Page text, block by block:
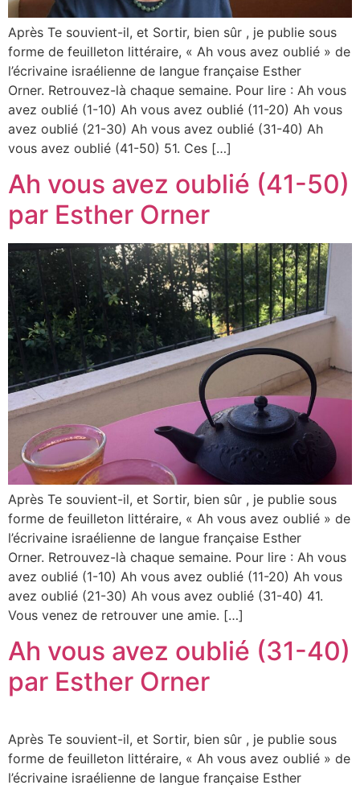
Après Te souvient-il, et Sortir, bien sûr , je publie sous
forme de feuilleton littéraire, « Ah vous avez oublié » de
l’écrivaine israélienne de langue française Esther
Orner. Retrouvez-là chaque semaine. Pour lire : Ah vous
avez oublié (1-10) Ah vous avez oublié (11-20) Ah vous
avez oublié (21-30) Ah vous avez oublié (31-40) Ah
vous avez oublié (41-50) 51. Ces […]
Ah vous avez oublié (41-50)
par Esther Orner
Après Te souvient-il, et Sortir, bien sûr , je publie sous
forme de feuilleton littéraire, « Ah vous avez oublié » de
l’écrivaine israélienne de langue française Esther
Orner. Retrouvez-là chaque semaine. Pour lire : Ah vous
avez oublié (1-10) Ah vous avez oublié (11-20) Ah vous
avez oublié (21-30) Ah vous avez oublié (31-40) 41.
Vous venez de retrouver une amie. […]
Ah vous avez oublié (31-40)
par Esther Orner
Après Te souvient-il, et Sortir, bien sûr , je publie sous
forme de feuilleton littéraire, « Ah vous avez oublié » de
l’écrivaine israélienne de langue française Esther